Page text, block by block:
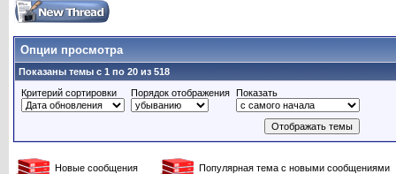
Опции просмотра
Показаны темы с 1 по 20 из 518
Критерий сортировки
Порядок отображения Показать
Новые сообщения Популярная тема с новыми сообщениями